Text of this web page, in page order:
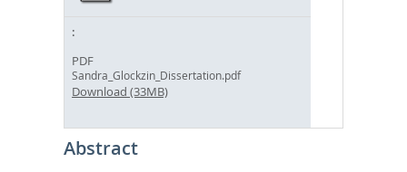
PDF
Sandra_Glockzin_Dissertation.pdf
Download (33MB)
Abstract